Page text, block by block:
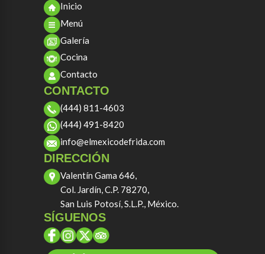
Inicio
Menú
Galería
Cocina
Contacto
CONTACTO
(444) 811-4603
(444) 491-8420
info@elmexicodefrida.com
DIRECCIÓN
Valentín Gama 646,
Col. Jardín, C.P. 78270,
San Luis Potosí, S.L.P., México.
SÍGUENOS